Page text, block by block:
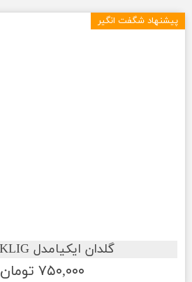
گلدان ایکیامدل MARKLIG
۷۵۰,۰۰۰ تومان
پیشنهاد شگفت انگیر